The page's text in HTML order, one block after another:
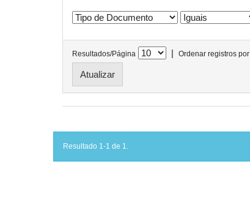
Resultados/Página | Ordenar registros por
Resultado 1-1 de 1.